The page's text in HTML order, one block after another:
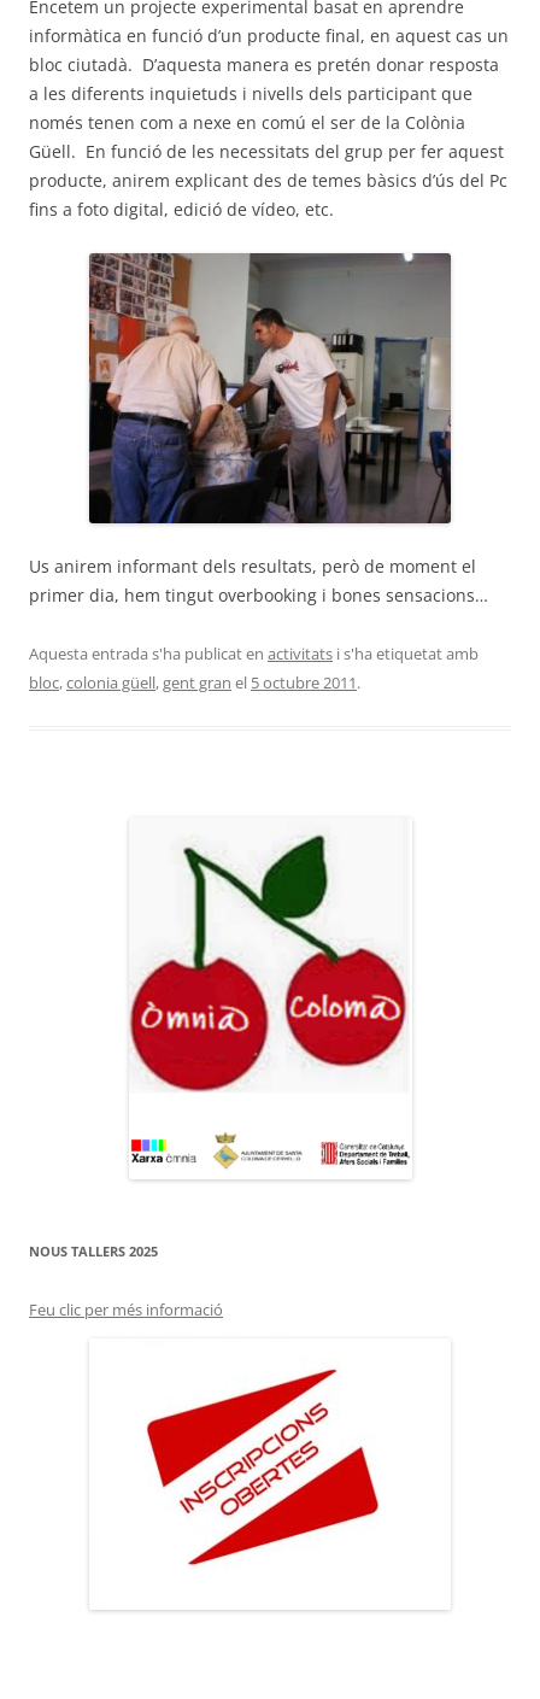
Encetem un projecte experimental basat en aprendre
informàtica en funció d’un producte final, en aquest cas un
bloc ciutadà. D’aquesta manera es pretén donar resposta
a les diferents inquietuds i nivells dels participant que
només tenen com a nexe en comú el ser de la Colònia
Güell. En funció de les necessitats del grup per fer aquest
producte, anirem explicant des de temes bàsics d’ús del Pc
fins a foto digital, edició de vídeo, etc.
Us anirem informant dels resultats, però de moment el
primer dia, hem tingut overbooking i bones sensacions…
Aquesta entrada s'ha publicat en activitats i s'ha etiquetat amb
bloc,colonia güell,gent gran el 5 octubre 2011.
NOUS TALLERS 2025
Feu clic per més informació